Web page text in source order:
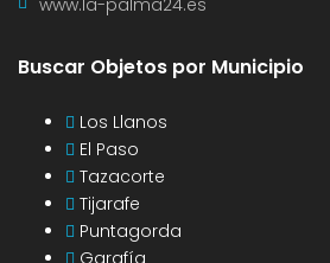
www.la-palma24.es
Buscar Objetos por Municipio
Los Llanos
El Paso
Tazacorte
Tijarafe
Puntagorda